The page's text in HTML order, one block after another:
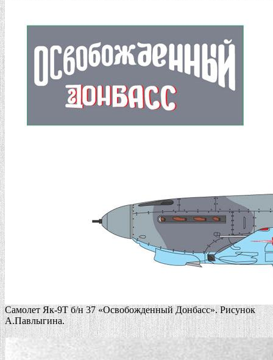
Cамолет Як-9Т б/н 37 «Освобожденный Донбасс». Рисунок
А.Павлыгина.